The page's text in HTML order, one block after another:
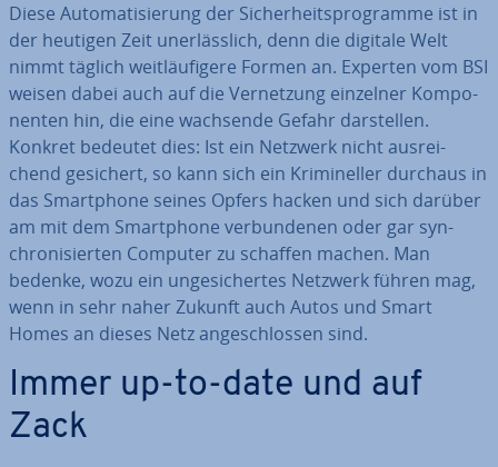
Diese Au­to­ma­ti­sie­rung der Si­cher­heits­pro­gram­me ist in
der heutigen Zeit un­er­läss­lich, denn die digitale Welt
nimmt täglich weit­läu­fi­ge­re Formen an. Experten vom BSI
weisen dabei auch auf die Ver­net­zung einzelner Kom­po­
nen­ten hin, die eine wachsende Gefahr dar­stel­len.
Konkret bedeutet dies: Ist ein Netzwerk nicht aus­rei­
chend gesichert, so kann sich ein Kri­mi­nel­ler durchaus in
das Smart­phone seines Opfers hacken und sich darüber
am mit dem Smart­phone ver­bun­de­nen oder gar syn­
chro­ni­sier­ten Computer zu schaffen machen. Man
bedenke, wozu ein un­ge­si­cher­tes Netzwerk führen mag,
wenn in sehr naher Zukunft auch Autos und Smart
Homes an dieses Netz an­ge­schlos­sen sind.
Immer up-to-date und auf
Zack